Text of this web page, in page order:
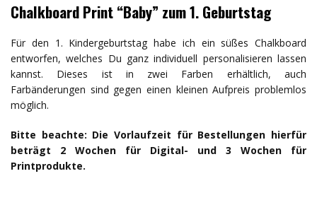
Chalkboard Print “Baby” zum 1. Geburtstag
Für den 1. Kindergeburtstag habe ich ein süßes Chalkboard
entworfen, welches Du ganz individuell personalisieren lassen
kannst. Dieses ist in zwei Farben erhältlich, auch
Farbänderungen sind gegen einen kleinen Aufpreis problemlos
möglich.
Bitte beachte: Die Vorlaufzeit für Bestellungen hierfür
beträgt 2 Wochen für Digital- und 3 Wochen für
Printprodukte.